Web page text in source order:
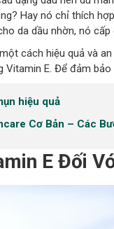
Hay nó chỉ thích
da dầu nhờn, nó
cách hiệu quả và
E. Để đảm
hiệu quả
Cơ Bản – Các
E Đối